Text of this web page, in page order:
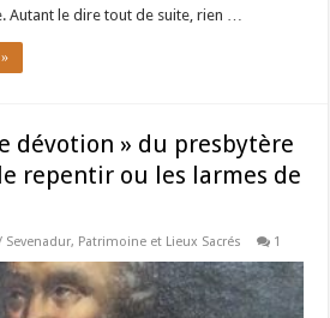
le dire tout de suite, rien …
dévotion » du presbytère
repentir ou les larmes de
Sevenadur, Patrimoine et Lieux Sacrés 1